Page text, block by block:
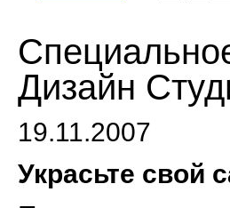
Дизайн
19.11.2007
Украсьте свой